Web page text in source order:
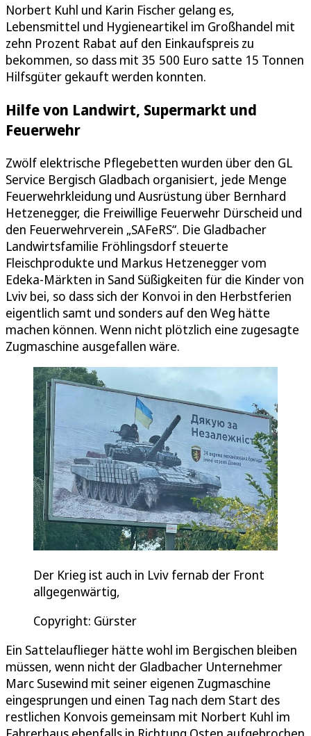
Norbert Kuhl und Karin Fischer gelang es,
Lebensmittel und Hygieneartikel im Großhandel mit
zehn Prozent Rabat auf den Einkaufspreis zu
bekommen, so dass mit 35 500 Euro satte 15 Tonnen
Hilfsgüter gekauft werden konnten.
Hilfe von Landwirt, Supermarkt und
Feuerwehr
Zwölf elektrische Pflegebetten wurden über den GL
Service Bergisch Gladbach organisiert, jede Menge
Feuerwehrkleidung und Ausrüstung über Bernhard
Hetzenegger, die Freiwillige Feuerwehr Dürscheid und
den Feuerwehrverein „SAFeRS“. Die Gladbacher
Landwirtsfamilie Fröhlingsdorf steuerte
Fleischprodukte und Markus Hetzenegger vom
Edeka-Märkten in Sand Süßigkeiten für die Kinder von
Lviv bei, so dass sich der Konvoi in den Herbstferien
eigentlich samt und sonders auf den Weg hätte
machen können. Wenn nicht plötzlich eine zugesagte
Zugmaschine ausgefallen wäre.
Der Krieg ist auch in Lviv fernab der Front
allgegenwärtig,
Copyright: Gürster
Ein Sattelauflieger hätte wohl im Bergischen bleiben
müssen, wenn nicht der Gladbacher Unternehmer
Marc Susewind mit seiner eigenen Zugmaschine
eingesprungen und einen Tag nach dem Start des
restlichen Konvois gemeinsam mit Norbert Kuhl im